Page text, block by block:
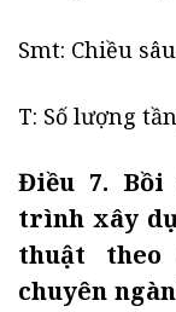
Smt: Chiều
T: Số lượng
Điều 7.
trình xây
thuật
chuyên